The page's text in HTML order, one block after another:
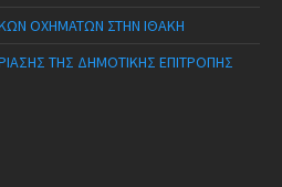
ΟΧΗΜΑΤΩΝ ΣΤΗΝ ΙΘΑΚΗ
ΤΗΣ ΔΗΜΟΤΙΚΗΣ ΕΠΙΤΡΟΠΗΣ